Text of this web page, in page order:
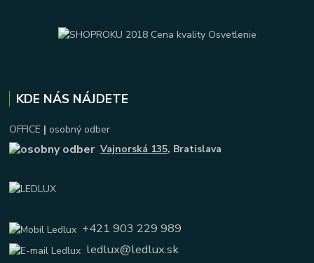
KDE NÁS NÁJDETE
OFFICE | osobný odber
Vajnorská 135, Bratislava
+421 903 229 989
ledlux@ledlux.sk